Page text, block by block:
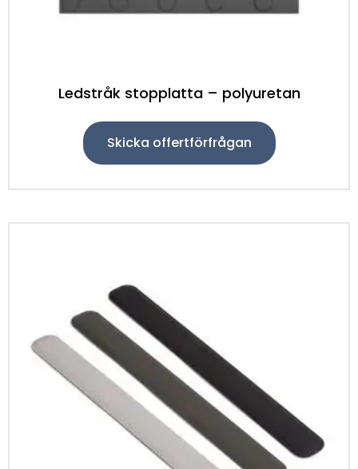
Ledstråk stopplatta – polyuretan
Skicka offertförfrågan